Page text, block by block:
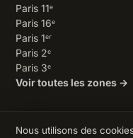
Paris 11ᵉ
Paris 16ᵉ
Paris 1ᵉʳ
Paris 2ᵉ
Paris 3ᵉ
Voir toutes les zones →
Nous utilisons des